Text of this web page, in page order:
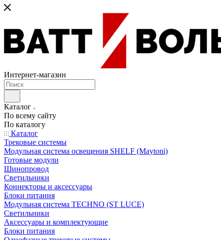
Интернет-магазин
Каталог
По всему сайту
По каталогу
Каталог
Трековые системы
Модульная система освещения SHELF (Maytoni)
Готовые модули
Шинопровод
Светильники
Коннекторы и аксессуары
Блоки питания
Модульная система TECHNO (ST LUCE)
Светильники
Аксессуары и комплектующие
Блоки питания